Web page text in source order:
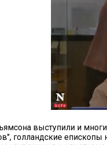
выступили и
голландские епископы